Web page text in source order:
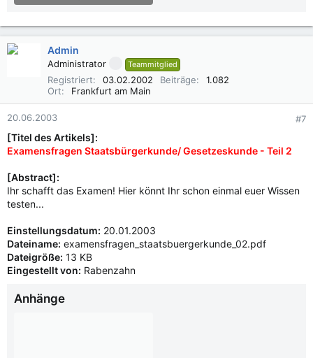
Admin
Administrator Teammitglied
Registriert 03.02.2002 Beiträge
1.082
Ort
Frankfurt am Main
20.06.2003 #7
[Titel des Artikels]:
Examensfragen Staatsbürgerkunde/ Gesetzeskunde - Teil 2
[Abstract]:
Ihr schafft das Examen! Hier könnt Ihr schon einmal euer Wissen
testen...
Einstellungsdatum: 20.01.2003
Dateiname: examensfragen_staatsbuergerkunde_02.pdf
Dateigröße: 13 KB
Eingestellt von: Rabenzahn
Anhänge